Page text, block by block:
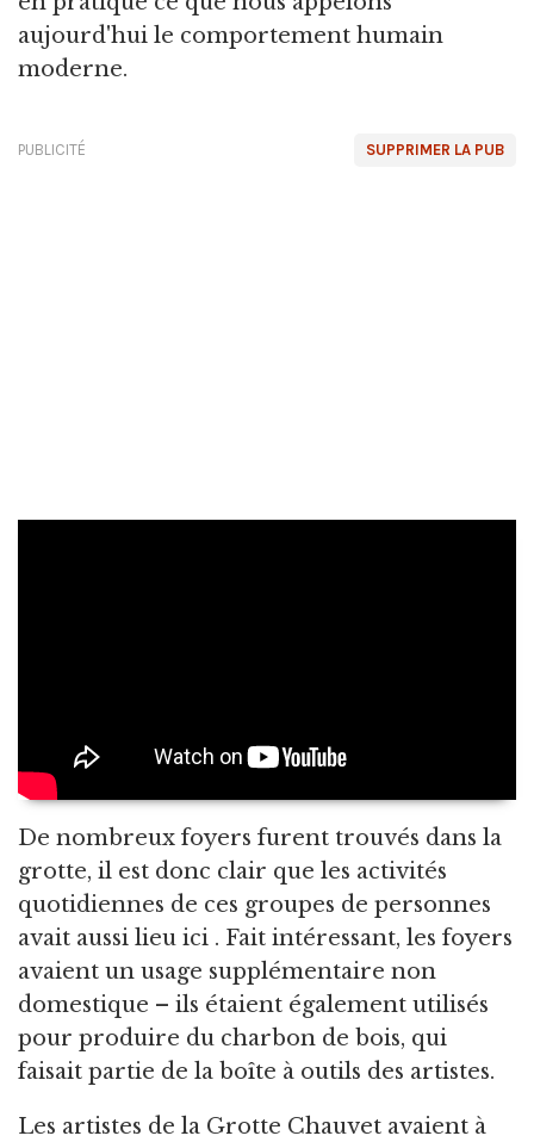
aujourd'hui le comportement humain
moderne.
SUPPRIMER LA PUB
PUBLICITÉ
De nombreux foyers furent trouvés dans la
grotte, il est donc clair que les activités
quotidiennes de ces groupes de personnes
avait aussi lieu ici . Fait intéressant, les foyers
avaient un usage supplémentaire non
domestique – ils étaient également utilisés
pour produire du charbon de bois, qui
faisait partie de la boîte à outils des artistes.
Les artistes de la Grotte Chauvet avaient à